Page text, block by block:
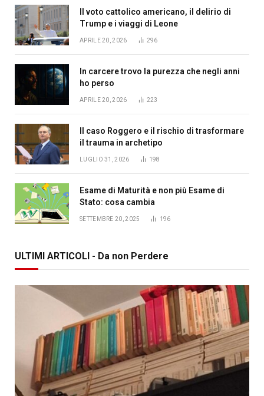
Il voto cattolico americano, il delirio di
Trump e i viaggi di Leone
APRILE 20, 2026 296
In carcere trovo la purezza che negli anni
ho perso
APRILE 20, 2026 223
Il caso Roggero e il rischio di trasformare
il trauma in archetipo
LUGLIO 31, 2026 198
Esame di Maturità e non più Esame di
Stato: cosa cambia
SETTEMBRE 20, 2025 196
ULTIMI ARTICOLI - Da non Perdere